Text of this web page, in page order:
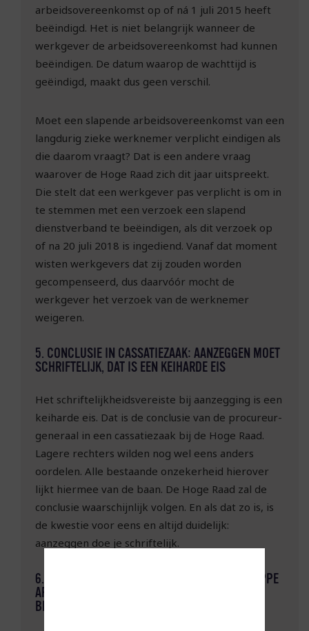
arbeidsovereenkomst op of ná 1 juli 2015 heeft
beëindigd. Het is niet belangrijk wanneer de
werkgever de arbeidsovereenkomst had kunnen
beëindigen. De datum waarop de wachttijd is
geëindigd, maakt dus geen verschil.
Moet een slapende arbeidsovereenkomst van een
langdurig zieke werknemer verplicht eindigen als
die daarom vraagt? Dat is een andere vraag
waarover de Hoge Raad zich dit jaar uitspreekt.
Die stelt dat een werkgever pas verplicht is om in
te stemmen met een verzoek een slapend
dienstverband te beëindigen, als dit verzoek op
of na 20 juli 2018 is ingediend. Vanaf dat moment
wisten werkgevers dat zij zouden worden
gecompenseerd, dus daarvóór mocht de
werkgever het verzoek van de werknemer
weigeren.
5. CONCLUSIE IN CASSATIEZAAK: AANZEGGEN MOET
SCHRIFTELIJK, DAT IS EEN KEIHARDE EIS
Het schriftelijkheidsvereiste bij aanzegging is een
keiharde eis. Dat is de conclusie van de procureur-
generaal in een cassatiezaak bij de Hoge Raad.
Lagere rechters wilden nog wel eens anders
oordelen. Alle bestaande onzekerheid hierover
lijkt hiermee van de baan. De Hoge Raad zal de
conclusie waarschijnlijk volgen. En als dat zo is, is
de kwestie voor eens en altijd duidelijk:
aanzeggen doe je schriftelijk.
6. CONCURRENTIEBEDING: VERVANGING IN KRAPPE
ARBEIDSMARKT SPEELT GEEN ROL BIJ
BELANGENAFWEGING